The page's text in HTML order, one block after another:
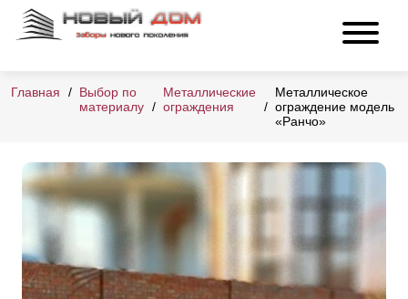
Главная
Выбор по
материалу
Металлические
ограждения
Металлическое
ограждение модель
«Ранчо»